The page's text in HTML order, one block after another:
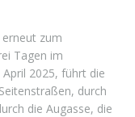
zum
Tagen im
2025, führt die
durch
die Augasse, die